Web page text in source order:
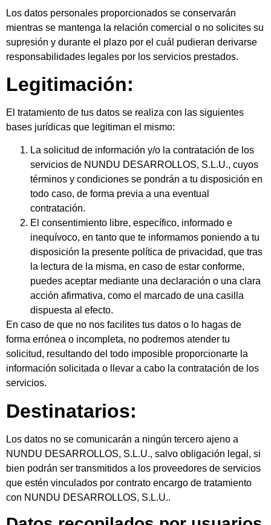
Los datos personales proporcionados se conservarán
mientras se mantenga la relación comercial o no solicites su
supresión y durante el plazo por el cuál pudieran derivarse
responsabilidades legales por los servicios prestados.
Legitimación:
El tratamiento de tus datos se realiza con las siguientes
bases jurídicas que legitiman el mismo:
La solicitud de información y/o la contratación de los
servicios de NUNDU DESARROLLOS, S.L.U., cuyos
términos y condiciones se pondrán a tu disposición en
todo caso, de forma previa a una eventual
contratación.
El consentimiento libre, específico, informado e
inequívoco, en tanto que te informamos poniendo a tu
disposición la presente política de privacidad, que tras
la lectura de la misma, en caso de estar conforme,
puedes aceptar mediante una declaración o una clara
acción afirmativa, como el marcado de una casilla
dispuesta al efecto.
En caso de que no nos facilites tus datos o lo hagas de
forma errónea o incompleta, no podremos atender tu
solicitud, resultando del todo imposible proporcionarte la
información solicitada o llevar a cabo la contratación de los
servicios.
Destinatarios:
Los datos no se comunicarán a ningún tercero ajeno a
NUNDU DESARROLLOS, S.L.U., salvo obligación legal, si
bien podrán ser transmitidos a los proveedores de servicios
que estén vinculados por contrato encargo de tratamiento
con NUNDU DESARROLLOS, S.L.U..